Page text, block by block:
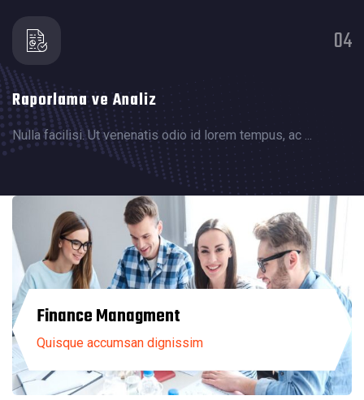
04
Raporlama ve Analiz
Nulla facilisi. Ut venenatis odio id lorem tempus, ac ...
Finance Managment
Quisque accumsan dignissim